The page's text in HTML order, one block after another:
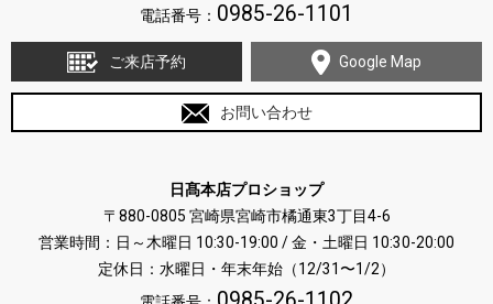
電話番号： 0985-26-1101
ご来店予約 Google Map
お問い合わせ
日髙本店プロショップ
〒880-0805 宮崎県宮崎市橘通東3丁目4-6
営業時間：日～木曜日 10:30-19:00 / 金・土曜日 10:30-20:00
定休日：水曜日・年末年始（12/31〜1/2）